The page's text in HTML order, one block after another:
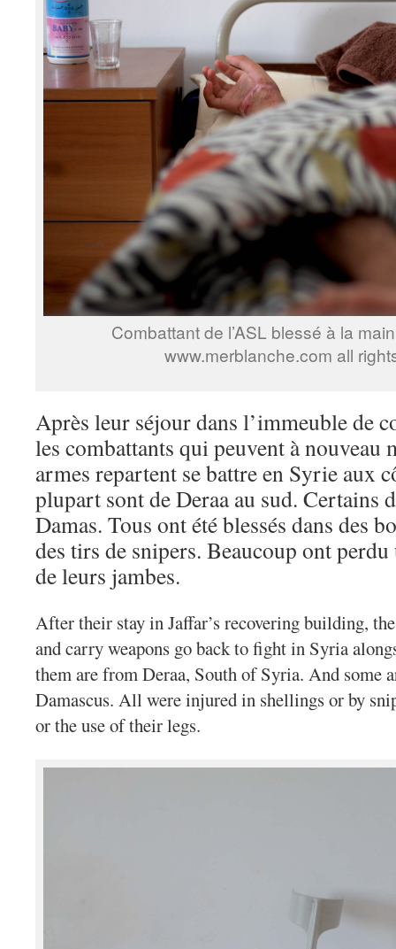
Combattant de l’ASL blessé à la
www.merblanche.com all
Après leur séjour dans l’immeuble de
les combattants qui peuvent à nouveau
armes repartent se battre en Syrie aux
plupart sont de Deraa au sud. Certains
Damas. Tous ont été blessés dans des
des tirs de snipers. Beaucoup ont
de leurs jambes.
After their stay in Jaffar’s recovering building,
and carry weapons go back to fight in Syria
them are from Deraa, South of Syria. And some
Damascus. All were injured in shellings or by
or the use of their legs.